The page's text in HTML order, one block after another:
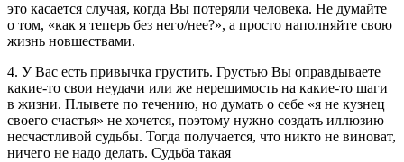
это касается случая, когда Вы потеряли человека. Не думайте
о том, «как я теперь без него/нее?», а просто наполняйте свою
жизнь новшествами.
4. У Вас есть привычка грустить. Грустью Вы оправдываете
какие-то свои неудачи или же нерешимость на какие-то шаги
в жизни. Плывете по течению, но думать о себе «я не кузнец
своего счастья» не хочется, поэтому нужно создать иллюзию
несчастливой судьбы. Тогда получается, что никто не виноват,
ничего не надо делать. Судьба такая